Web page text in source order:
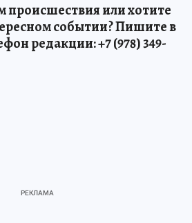
происшествия или хотите
событии? Пишите в
редакции: +7 (978) 349-